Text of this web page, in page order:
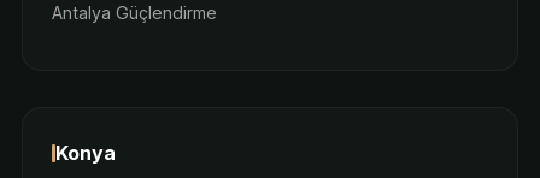
Antalya Güçlendirme
Konya